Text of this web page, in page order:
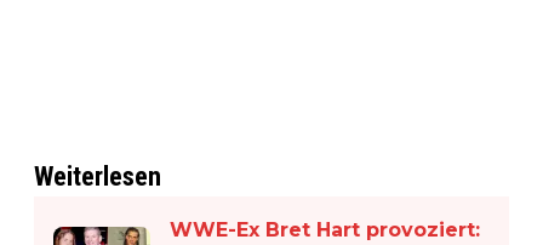
Weiterlesen
WWE-Ex Bret Hart provoziert: